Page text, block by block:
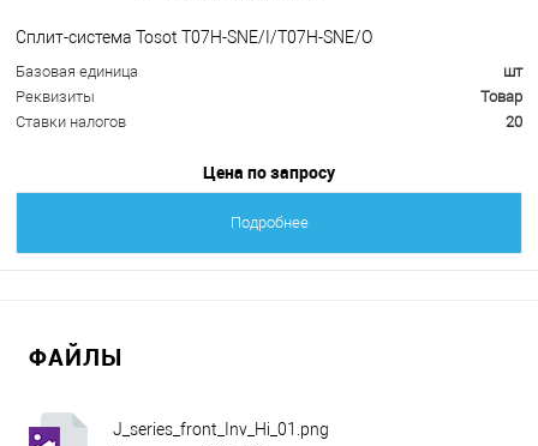
Сплит-система Tosot T07H-SNE/I/T07H-SNE/O
Базовая единица
шт
Реквизиты
Товар
Ставки налогов
20
Цена по запросу
Подробнее
ФАЙЛЫ
J_series_front_Inv_Hi_01.png